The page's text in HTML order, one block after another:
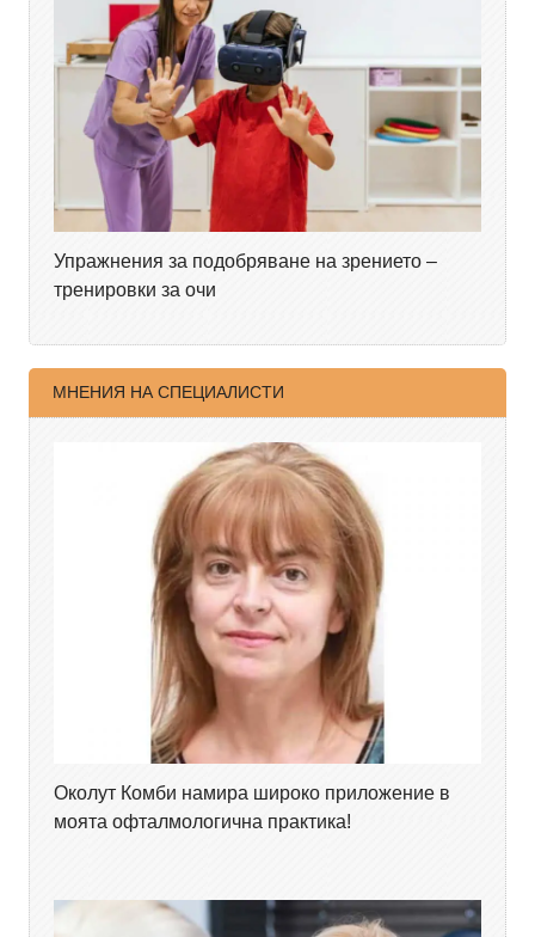
Упражнения за подобряване на зрението –
тренировки за очи
МНЕНИЯ НА СПЕЦИАЛИСТИ
Околут Комби намира широко приложение в
моята офталмологична практика!